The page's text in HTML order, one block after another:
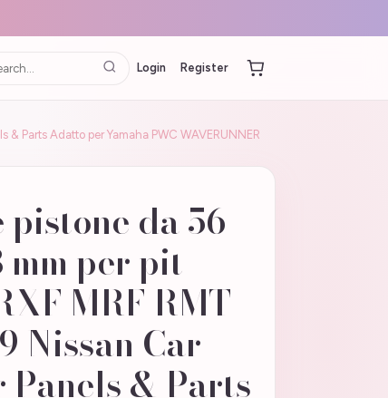
Login Register
Parts Adatto per Yamaha PWC WAVERUNNER
da 56
mm per pit
MRF RMT
Nissan Car
& Parts